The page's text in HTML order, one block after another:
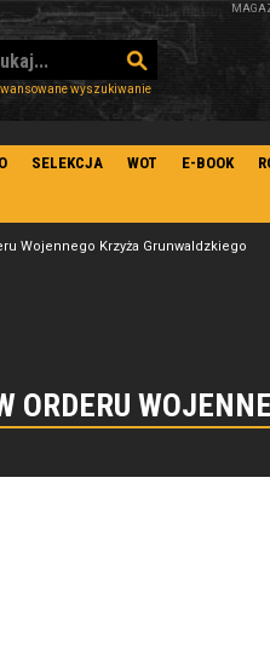
wyszukiwanie
SELEKCJA WOT E-BOOK
Wojennego Krzyża Grunwaldzkiego
ORDERU